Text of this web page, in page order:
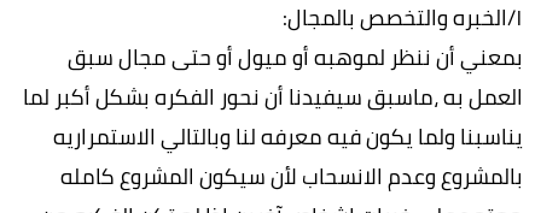
١/الخبره والتخصص بالمجال:
بمعني أن ننظر لموهبه أو ميول أو حتى مجال سبق
العمل به ،ماسبق سيفيدنا أن نحور الفكره بشكل أكبر لما
يناسبنا ولما يكون فيه معرفه لنا وبالتالي الاستمراريه
بالمشروع وعدم الانسحاب لأن سيكون المشروع كامله